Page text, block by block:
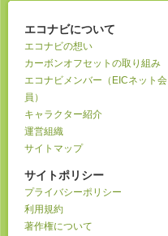
エコナビについて
エコナビの想い
カーボンオフセットの取り組み
エコナビメンバー（EICネット会
員）
キャラクター紹介
運営組織
サイトマップ
サイトポリシー
プライバシーポリシー
利用規約
著作権について